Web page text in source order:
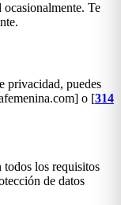
Te
privacidad, puedes
o [314
los requisitos
de datos